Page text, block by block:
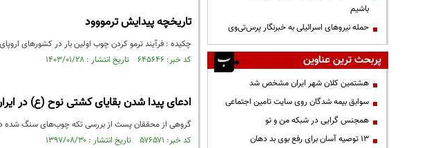
تاریخچه پیدایش ترمووود
چکیده : فرآیند ترمو کردن چوب اولین بار در کشورهای
کد خبر: ۶۴۵۶۴۶ تاریخ انتشار : ۱۴۰۳/۰۱/۲۸
ادعای پیدا شدن بقایای کشتی نوح (ع) در
گروهی از محققان پسث از بررسی تکه چوب‌های سنگ شده
کد خبر: ۵۷۶۵۷۱ تاریخ انتشار : ۱۳۹۷/۰۸/۳۰
باشیم
حمله نیروهای اسرائیلی به خبرنگار پرس‌تی‌وی
پربحث ترین عناوین
هشتمین کلان شهر ایران مشخص شد
سوابق بیمه شدگان روی سایت تامین اجتماعی
همجنس گرایی در شبکه من و تو
13 توصیه آسان برای رفع بوی بد دهان